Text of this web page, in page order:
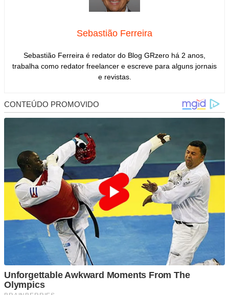
Sebastião Ferreira
Sebastião Ferreira é redator do Blog GRzero há 2 anos,
trabalha como redator freelancer e escreve para alguns jornais
e revistas.